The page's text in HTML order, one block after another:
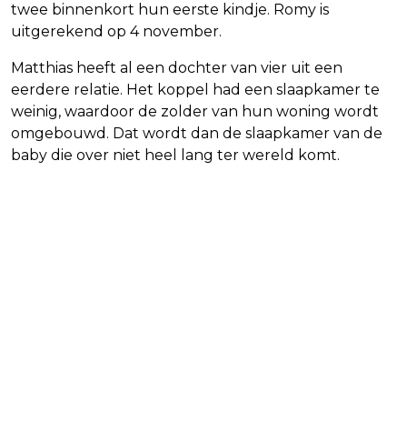
twee binnenkort hun eerste kindje. Romy is
uitgerekend op 4 november.
Matthias heeft al een dochter van vier uit een
eerdere relatie. Het koppel had een slaapkamer te
weinig, waardoor de zolder van hun woning wordt
omgebouwd. Dat wordt dan de slaapkamer van de
baby die over niet heel lang ter wereld komt.